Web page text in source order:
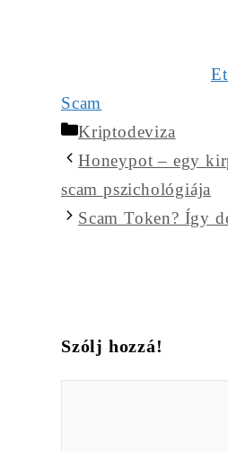
Scam
Kategória
Kriptodeviza
Honeypot – egy
scam pszichológiája
Scam Token? Így
Szólj hozzá!